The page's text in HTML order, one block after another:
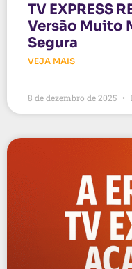
TV EXPRESS
Versão Muito
Segura
VEJA MAIS
8 de dezembro de 2025